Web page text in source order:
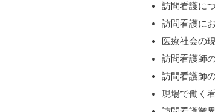
訪問看護に
訪問看護に
医療社会の
訪問看護師
訪問看護師
現場で働く